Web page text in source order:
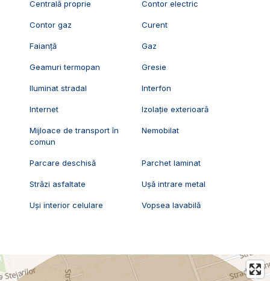
Centrală proprie Contor electric
Contor gaz Curent
Faianță Gaz
Geamuri termopan Gresie
Iluminat stradal Interfon
Internet Izolație exterioară
Mijloace de transport în
comun
Nemobilat
Parcare deschisă Parchet laminat
Străzi asfaltate Ușă intrare metal
Uși interior celulare Vopsea lavabilă